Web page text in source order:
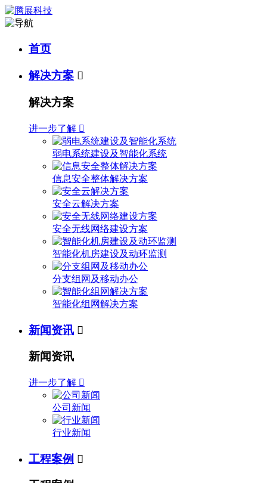
首页
解决方案 
解决方案
进一步了解 
弱电系统建设及智能化系统
信息安全整体解决方案
安全云解决方案
安全无线网络建设方案
智能化机房建设及动环监测
分支组网及移动办公
智能化组网解决方案
新闻资讯 
新闻资讯
进一步了解 
公司新闻
行业新闻
工程案例 